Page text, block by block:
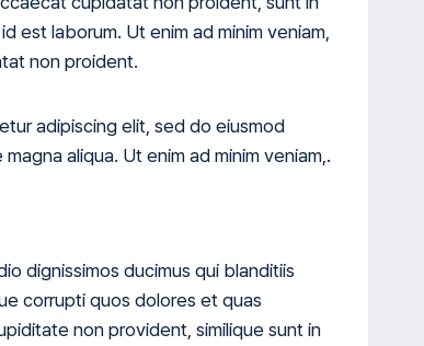
est laborum. Ut enim ad minim veniam,
non proident.
adipiscing elit, sed do eiusmod
aliqua. Ut enim ad minim veniam,.
dignissimos ducimus qui blanditiis
corrupti quos dolores et quas
non provident, similique sunt in